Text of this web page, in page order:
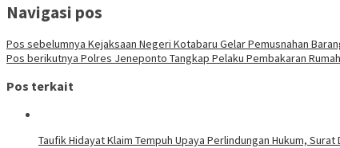
Navigasi pos
Pos sebelumnya Kejaksaan Negeri Kotabaru Gelar Pemusnahan
Pos berikutnya Polres Jeneponto Tangkap Pelaku Pembakaran
Pos terkait
Taufik Hidayat Klaim Tempuh Upaya Perlindungan Hukum,